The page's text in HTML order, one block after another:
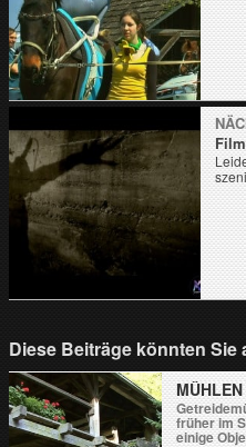
Diese Beiträge könnten
früher im
einige